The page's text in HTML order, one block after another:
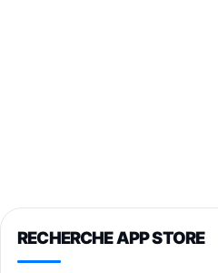
RECHERCHE APP STORE